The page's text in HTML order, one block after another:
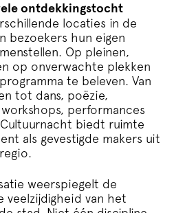
ontdekkingstocht
locaties in de
bezoekers hun eigen
Op pleinen,
op onverwachte plekken
te beleven. Van
tot dans, poëzie,
performances
biedt ruimte
als gevestigde makers uit
weerspiegelt de
veelzijdigheid van het